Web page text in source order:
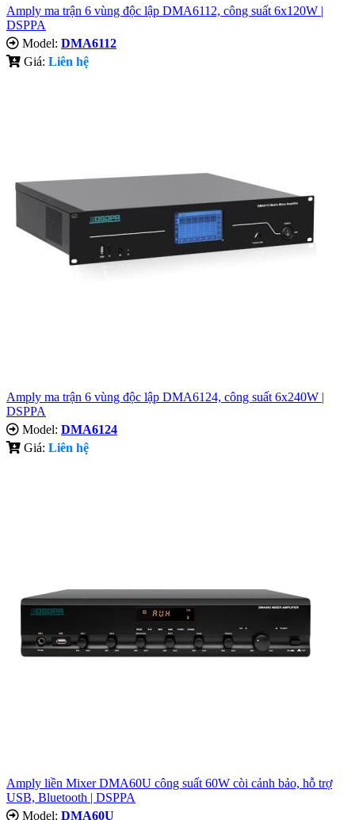
Amply ma trận 6 vùng độc lập DMA6112, công suất 6x120W |
DSPPA
Model: DMA6112
Giá: Liên hệ
Amply ma trận 6 vùng độc lập DMA6124, công suất 6x240W |
DSPPA
Model: DMA6124
Giá: Liên hệ
Amply liền Mixer DMA60U công suất 60W còi cảnh bảo, hỗ trợ
USB, Bluetooth | DSPPA
Model: DMA60U